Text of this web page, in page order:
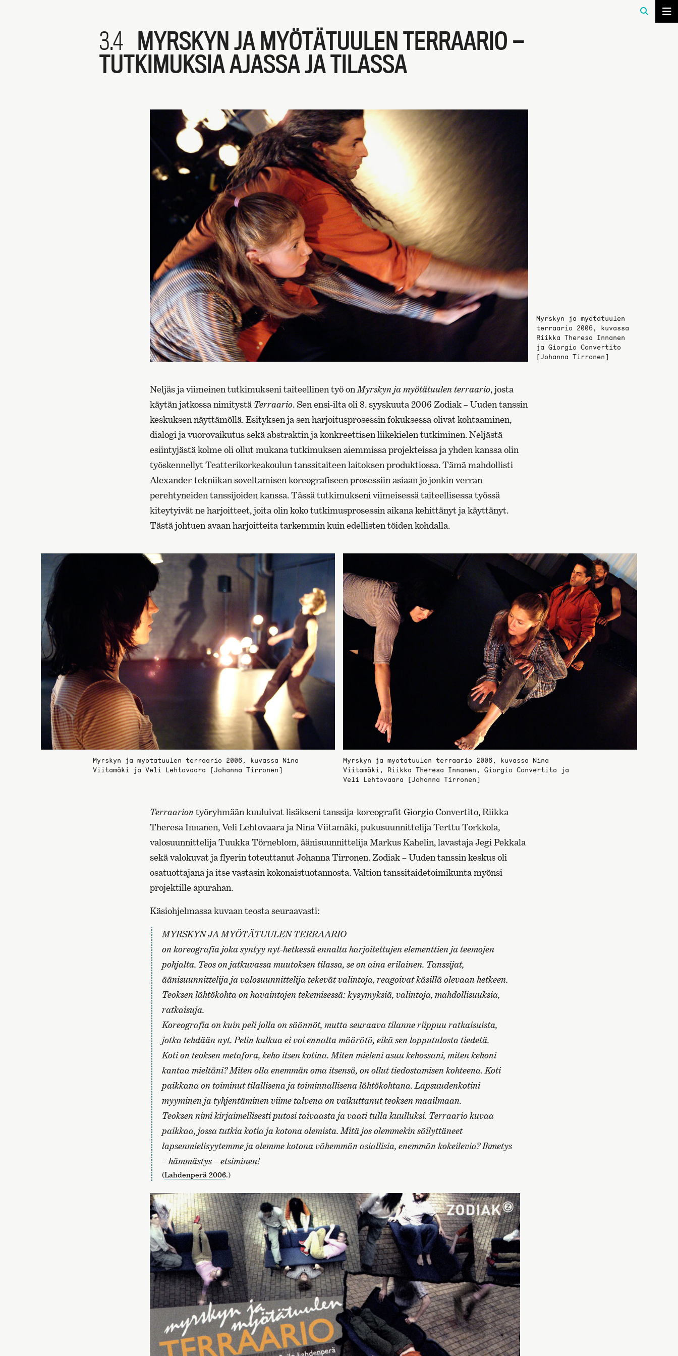
3.4 MYRSKYN JA MYÖTÄTUULEN TERRAARIO —
TUTKIMUKSIA AJASSA JA TILASSA
Myrskyn ja myötätuulen
terraario 2006, kuvassa
Riikka Theresa Innanen
ja Giorgio Convertito
[Johanna Tirronen]
Neljäs ja viimeinen tutkimukseni taiteellinen työ on Myrskyn ja myötätuulen terraario, josta
käytän jatkossa nimitystä Terraario. Sen ensi-ilta oli 8. syyskuuta 2006 Zodiak – Uuden tanssin
keskuksen näyttämöllä. Esityksen ja sen harjoitusprosessin fokuksessa olivat kohtaaminen,
dialogi ja vuorovaikutus sekä abstraktin ja konkreettisen liikekielen tutkiminen. Neljästä
esiintyjästä kolme oli ollut mukana tutkimuksen aiemmissa projekteissa ja yhden kanssa olin
työskennellyt Teatterikorkeakoulun tanssitaiteen laitoksen produktiossa. Tämä mahdollisti
Alexander-tekniikan soveltamisen koreografiseen prosessiin asiaan jo jonkin verran
perehtyneiden tanssijoiden kanssa. Tässä tutkimukseni viimeisessä taiteellisessa työssä
kiteytyivät ne harjoitteet, joita olin koko tutkimusprosessin aikana kehittänyt ja käyttänyt.
Tästä johtuen avaan harjoitteita tarkemmin kuin edellisten töiden kohdalla.
Myrskyn ja myötätuulen terraario 2006, kuvassa Nina
Viitamäki ja Veli Lehtovaara [Johanna Tirronen]
Myrskyn ja myötätuulen terraario 2006, kuvassa Nina
Viitamäki, Riikka Theresa Innanen, Giorgio Convertito ja
Veli Lehtovaara [Johanna Tirronen]
Terraariontyöryhmään kuuluivat lisäkseni tanssija-koreografit Giorgio Convertito, Riikka
Theresa Innanen, Veli Lehtovaara ja Nina Viitamäki, pukusuunnittelija Terttu Torkkola,
valosuunnittelija Tuukka Törneblom, äänisuunnittelija Markus Kahelin, lavastaja Jegi Pekkala
sekä valokuvat ja flyerin toteuttanut Johanna Tirronen. Zodiak – Uuden tanssin keskus oli
osatuottajana ja itse vastasin kokonaistuotannosta. Valtion tanssitaidetoimikunta myönsi
projektille apurahan.
Käsiohjelmassa kuvaan teosta seuraavasti:
MYRSKYN JA MYÖTÄTUULEN TERRAARIO
on koreografia joka syntyy nyt-hetkessä ennalta harjoitettujen elementtien ja teemojen
pohjalta. Teos on jatkuvassa muutoksen tilassa, se on aina erilainen. Tanssijat,
äänisuunnittelija ja valosuunnittelija tekevät valintoja, reagoivat käsillä olevaan hetkeen.
Teoksen lähtökohta on havaintojen tekemisessä: kysymyksiä, valintoja, mahdollisuuksia,
ratkaisuja.
Koreografia on kuin peli jolla on säännöt, mutta seuraava tilanne riippuu ratkaisuista,
jotka tehdään nyt. Pelin kulkua ei voi ennalta määrätä, eikä sen lopputulosta tiedetä.
Koti on teoksen metafora, keho itsen kotina. Miten mieleni asuu kehossani, miten kehoni
kantaa mieltäni? Miten olla enemmän oma itsensä, on ollut tiedostamisen kohteena. Koti
paikkana on toiminut tilallisena ja toiminnallisena lähtökohtana. Lapsuudenkotini
myyminen ja tyhjentäminen viime talvena on vaikuttanut teoksen maailmaan.
Teoksen nimi kirjaimellisesti putosi taivaasta ja vaati tulla kuulluksi. Terraario kuvaa
paikkaa, jossa tutkia kotia ja kotona olemista. Mitä jos olemmekin säilyttäneet
lapsenmielisyytemme ja olemme kotona vähemmän asiallisia, enemmän kokeilevia? Ihmetys
– hämmästys – etsiminen!
(Lahdenperä 2006.)